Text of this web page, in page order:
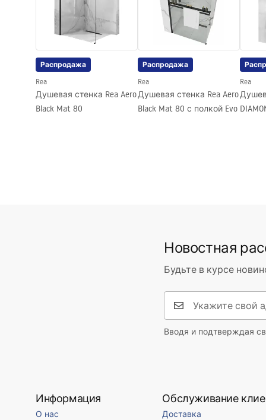
Система Anti-Calc
Технология нанесения покрытия
Гарантия
24 месяца
Инструкция по сборке
shower_set.pdf
Распродажа
Rea
Душевая стенка Rea Aero
Black Mat 80
Распродажа
Rea
Душевая стенка Rea Aero
Black Mat 80 с полкой Evo
Rea
Новостная
Будьте в курсе
Вводя и подтверждая
Информация
О нас
Обслуживание
Доставка